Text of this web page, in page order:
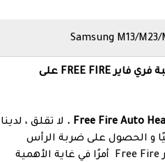
اليك أفضل إعدادات الحساسية و الهيدشوت و دقة التصويب وdpi في لعبة فري فاير FREE FIRE على
لا تقلق ، لدينا
و الحصول على ضربة الرأس
يعد العثور على أفضل إعدادات حساسية و الهيدشوت فري فاير Free Fire أمرًا في غاية الأهمية